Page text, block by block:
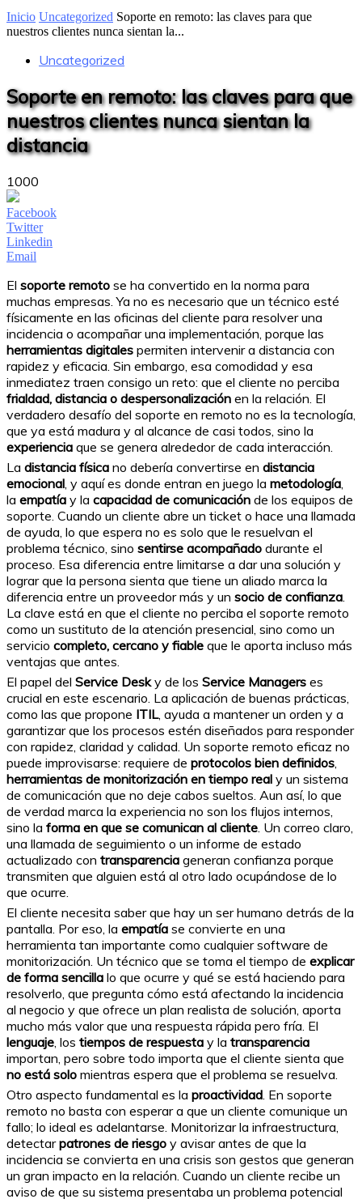
Inicio Uncategorized Soporte en remoto: las claves para que
nuestros clientes nunca sientan la...
Uncategorized
Soporte en remoto: las claves para que
nuestros clientes nunca sientan la
distancia
1000
Facebook
Twitter
Linkedin
Email
El soporte remoto se ha convertido en la norma para
muchas empresas. Ya no es necesario que un técnico esté
físicamente en las oficinas del cliente para resolver una
incidencia o acompañar una implementación, porque las
herramientas digitales permiten intervenir a distancia con
rapidez y eficacia. Sin embargo, esa comodidad y esa
inmediatez traen consigo un reto: que el cliente no perciba
frialdad, distancia o despersonalización en la relación. El
verdadero desafío del soporte en remoto no es la tecnología,
que ya está madura y al alcance de casi todos, sino la
experiencia que se genera alrededor de cada interacción.
La distancia física no debería convertirse en distancia
emocional , y aquí es donde entran en juego la metodología
la empatía y la capacidad de comunicación de los equipos de
soporte. Cuando un cliente abre un ticket o hace una llamada
de ayuda, lo que espera no es solo que le resuelvan el
problema técnico, sino sentirse acompañado durante el
proceso. Esa diferencia entre limitarse a dar una solución y
lograr que la persona sienta que tiene un aliado marca la
diferencia entre un proveedor más y un socio de confianza
La clave está en que el cliente no perciba el soporte remoto
como un sustituto de la atención presencial, sino como un
servicio completo, cercano y fiable que le aporta incluso más
ventajas que antes.
El papel del Service Desky de los Service Managers es
crucial en este escenario. La aplicación de buenas prácticas,
como las que propone ITIL, ayuda a mantener un orden y a
garantizar que los procesos estén diseñados para responder
con rapidez, claridad y calidad. Un soporte remoto eficaz no
puede improvisarse: requiere de protocolos bien definidos
herramientas de monitorización en tiempo real y un sistema
de comunicación que no deje cabos sueltos. Aun así, lo que
de verdad marca la experiencia no son los flujos internos,
sino la forma en que se comunican al cliente . Un correo claro,
una llamada de seguimiento o un informe de estado
actualizado con transparencia generan confianza porque
transmiten que alguien está al otro lado ocupándose de lo
que ocurre.
El cliente necesita saber que hay un ser humano detrás de la
pantalla. Por eso, la empatía se convierte en una
herramienta tan importante como cualquier software de
monitorización. Un técnico que se toma el tiempo de explicar
de forma sencilla lo que ocurre y qué se está haciendo para
resolverlo, que pregunta cómo está afectando la incidencia
al negocio y que ofrece un plan realista de solución, aporta
mucho más valor que una respuesta rápida pero fría. El
lenguaje , los tiempos de respuesta y la transparencia
importan, pero sobre todo importa que el cliente sienta que
no está solo mientras espera que el problema se resuelva.
Otro aspecto fundamental es la proactividad . En soporte
remoto no basta con esperar a que un cliente comunique un
fallo; lo ideal es adelantarse. Monitorizar la infraestructura,
detectarpatrones de riesgo y avisar antes de que la
incidencia se convierta en una crisis son gestos que generan
un gran impacto en la relación. Cuando un cliente recibe un
aviso de que su sistema presentaba un problema potencial